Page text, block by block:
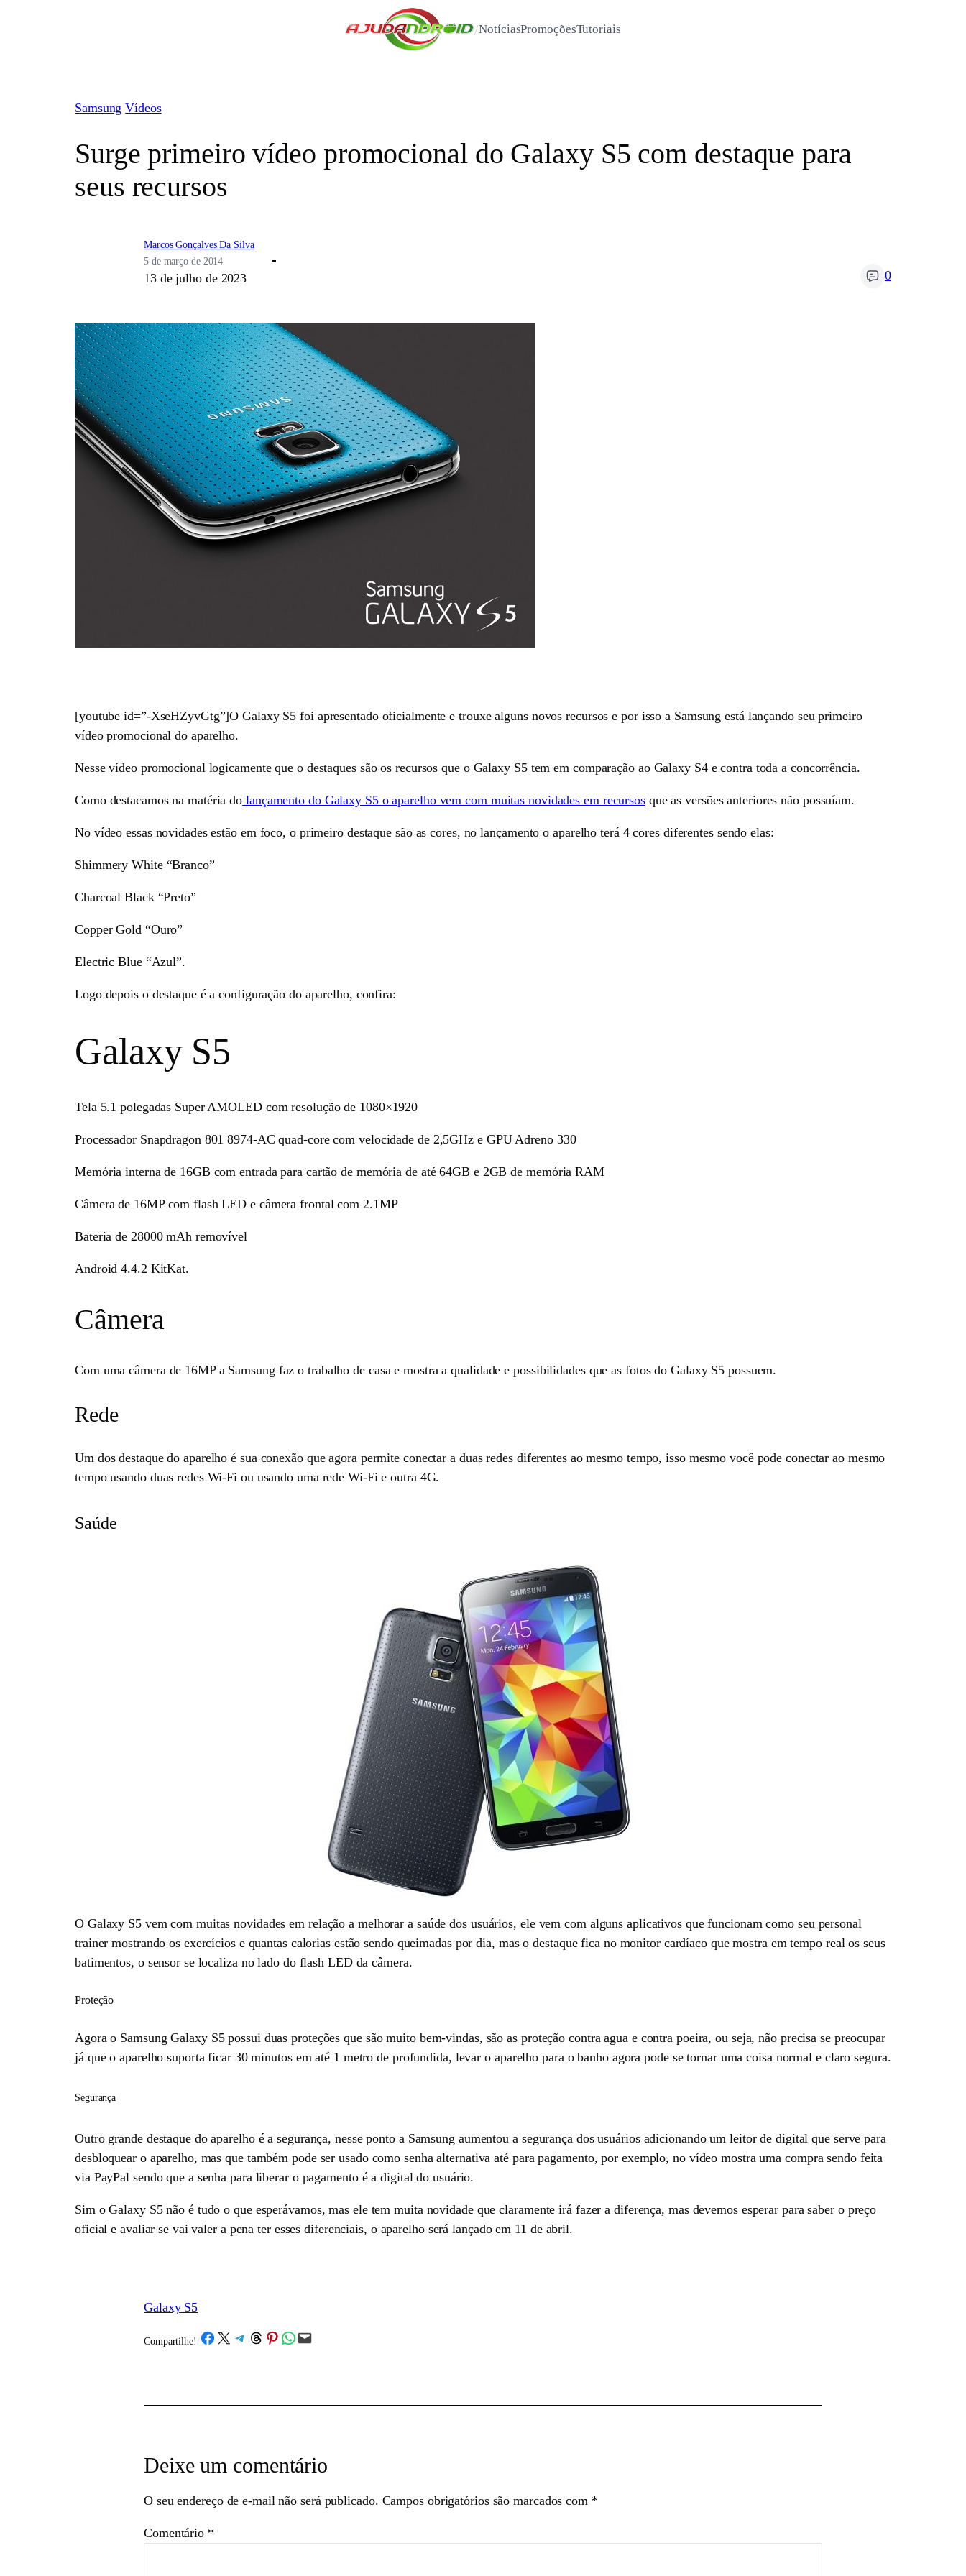
/NotíciasPromoçõesTutoriais
Samsung Vídeos
Surge primeiro vídeo promocional do Galaxy S5 com destaque para
seus recursos
Marcos Gonçalves Da Silva
5 de março de 2014
13 de julho de 2023 0
[youtube id=”-XseHZyvGtg”]O Galaxy S5 foi apresentado oficialmente e trouxe alguns novos recursos e por isso a Samsung está lançando seu primeiro
vídeo promocional do aparelho.
Nesse vídeo promocional logicamente que o destaques são os recursos que o Galaxy S5 tem em comparação ao Galaxy S4 e contra toda a concorrência.
Como destacamos na matéria do lançamento do Galaxy S5 o aparelho vem com muitas novidades em recursosque as versões anteriores não possuíam.
No vídeo essas novidades estão em foco, o primeiro destaque são as cores, no lançamento o aparelho terá 4 cores diferentes sendo elas:
Shimmery White “Branco”
Charcoal Black “Preto”
Copper Gold “Ouro”
Electric Blue “Azul”.
Logo depois o destaque é a configuração do aparelho, confira:
Galaxy S5
Tela 5.1 polegadas Super AMOLED com resolução de 1080×1920
Processador Snapdragon 801 8974-AC quad-core com velocidade de 2,5GHz e GPU Adreno 330
Memória interna de 16GB com entrada para cartão de memória de até 64GB e 2GB de memória RAM
Câmera de 16MP com flash LED e câmera frontal com 2.1MP
Bateria de 28000 mAh removível
Android 4.4.2 KitKat.
Câmera
Com uma câmera de 16MP a Samsung faz o trabalho de casa e mostra a qualidade e possibilidades que as fotos do Galaxy S5 possuem.
Rede
Um dos destaque do aparelho é sua conexão que agora permite conectar a duas redes diferentes ao mesmo tempo, isso mesmo você pode conectar ao mesmo
tempo usando duas redes Wi-Fi ou usando uma rede Wi-Fi e outra 4G.
Saúde
O Galaxy S5 vem com muitas novidades em relação a melhorar a saúde dos usuários, ele vem com alguns aplicativos que funcionam como seu personal
trainer mostrando os exercícios e quantas calorias estão sendo queimadas por dia, mas o destaque fica no monitor cardíaco que mostra em tempo real os seus
batimentos, o sensor se localiza no lado do flash LED da câmera.
Proteção
Agora o Samsung Galaxy S5 possui duas proteções que são muito bem-vindas, são as proteção contra agua e contra poeira, ou seja, não precisa se preocupar
já que o aparelho suporta ficar 30 minutos em até 1 metro de profundida, levar o aparelho para o banho agora pode se tornar uma coisa normal e claro segura.
Segurança
Outro grande destaque do aparelho é a segurança, nesse ponto a Samsung aumentou a segurança dos usuários adicionando um leitor de digital que serve para
desbloquear o aparelho, mas que também pode ser usado como senha alternativa até para pagamento, por exemplo, no vídeo mostra uma compra sendo feita
via PayPal sendo que a senha para liberar o pagamento é a digital do usuário.
Sim o Galaxy S5 não é tudo o que esperávamos, mas ele tem muita novidade que claramente irá fazer a diferença, mas devemos esperar para saber o preço
oficial e avaliar se vai valer a pena ter esses diferenciais, o aparelho será lançado em 11 de abril.
Galaxy S5
Compartilhe!/Share on Facebook
Share on X Share on Telegram
Share on Threads
Share on Pinterest
Share on WhatsApp
Email this Page
Deixe um comentário
O seu endereço de e-mail não será publicado. Campos obrigatórios são marcados com *
Comentário *